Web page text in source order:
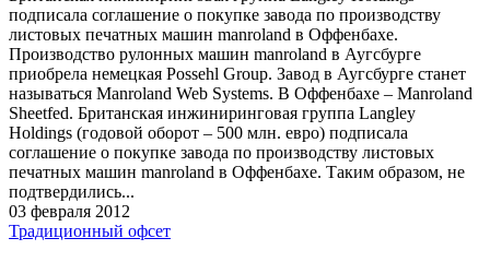
подписала соглашение о покупке завода по производству
листовых печатных машин manroland в Оффенбахе.
Производство рулонных машин manroland в Аугсбурге
приобрела немецкая Possehl Group. Завод в Аугсбурге станет
называться Manroland Web Systems. В Оффенбахе – Manroland
Sheetfed. Британская инжиниринговая группа Langley
Holdings (годовой оборот – 500 млн. евро) подписала
соглашение о покупке завода по производству листовых
печатных машин manroland в Оффенбахе. Таким образом, не
подтвердились...
03 февраля 2012
Традиционный офсет